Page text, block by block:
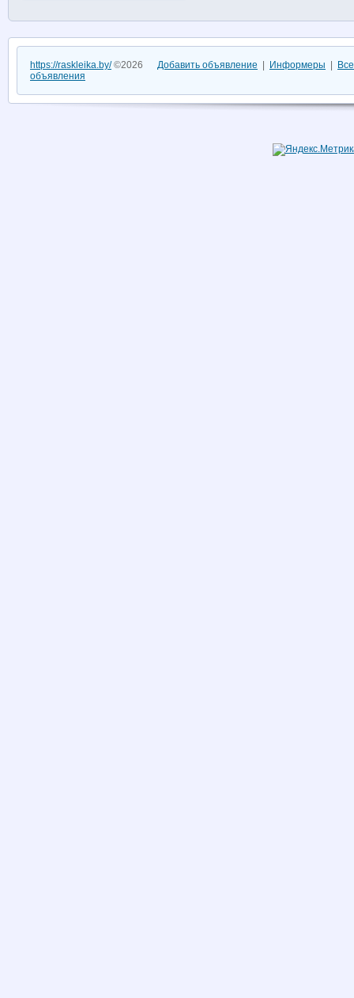
https://raskleika.by/©2026 Добавить объявление Информеры
объявления